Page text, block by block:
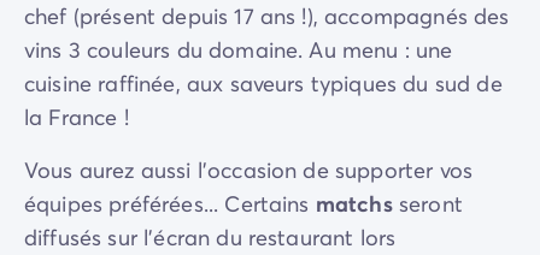
chef (présent depuis 17 ans !), accompagnés des
vins 3 couleurs du domaine. Au menu : une
cuisine raffinée, aux saveurs typiques du sud de
la France !
Vous aurez aussi l'occasion de supporter vos
équipes préférées... Certains matchs seront
diffusés sur l'écran du restaurant lors